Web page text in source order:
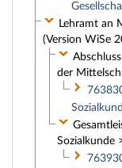
Lehramt an
(Version WiSe
der
Sozialkunde